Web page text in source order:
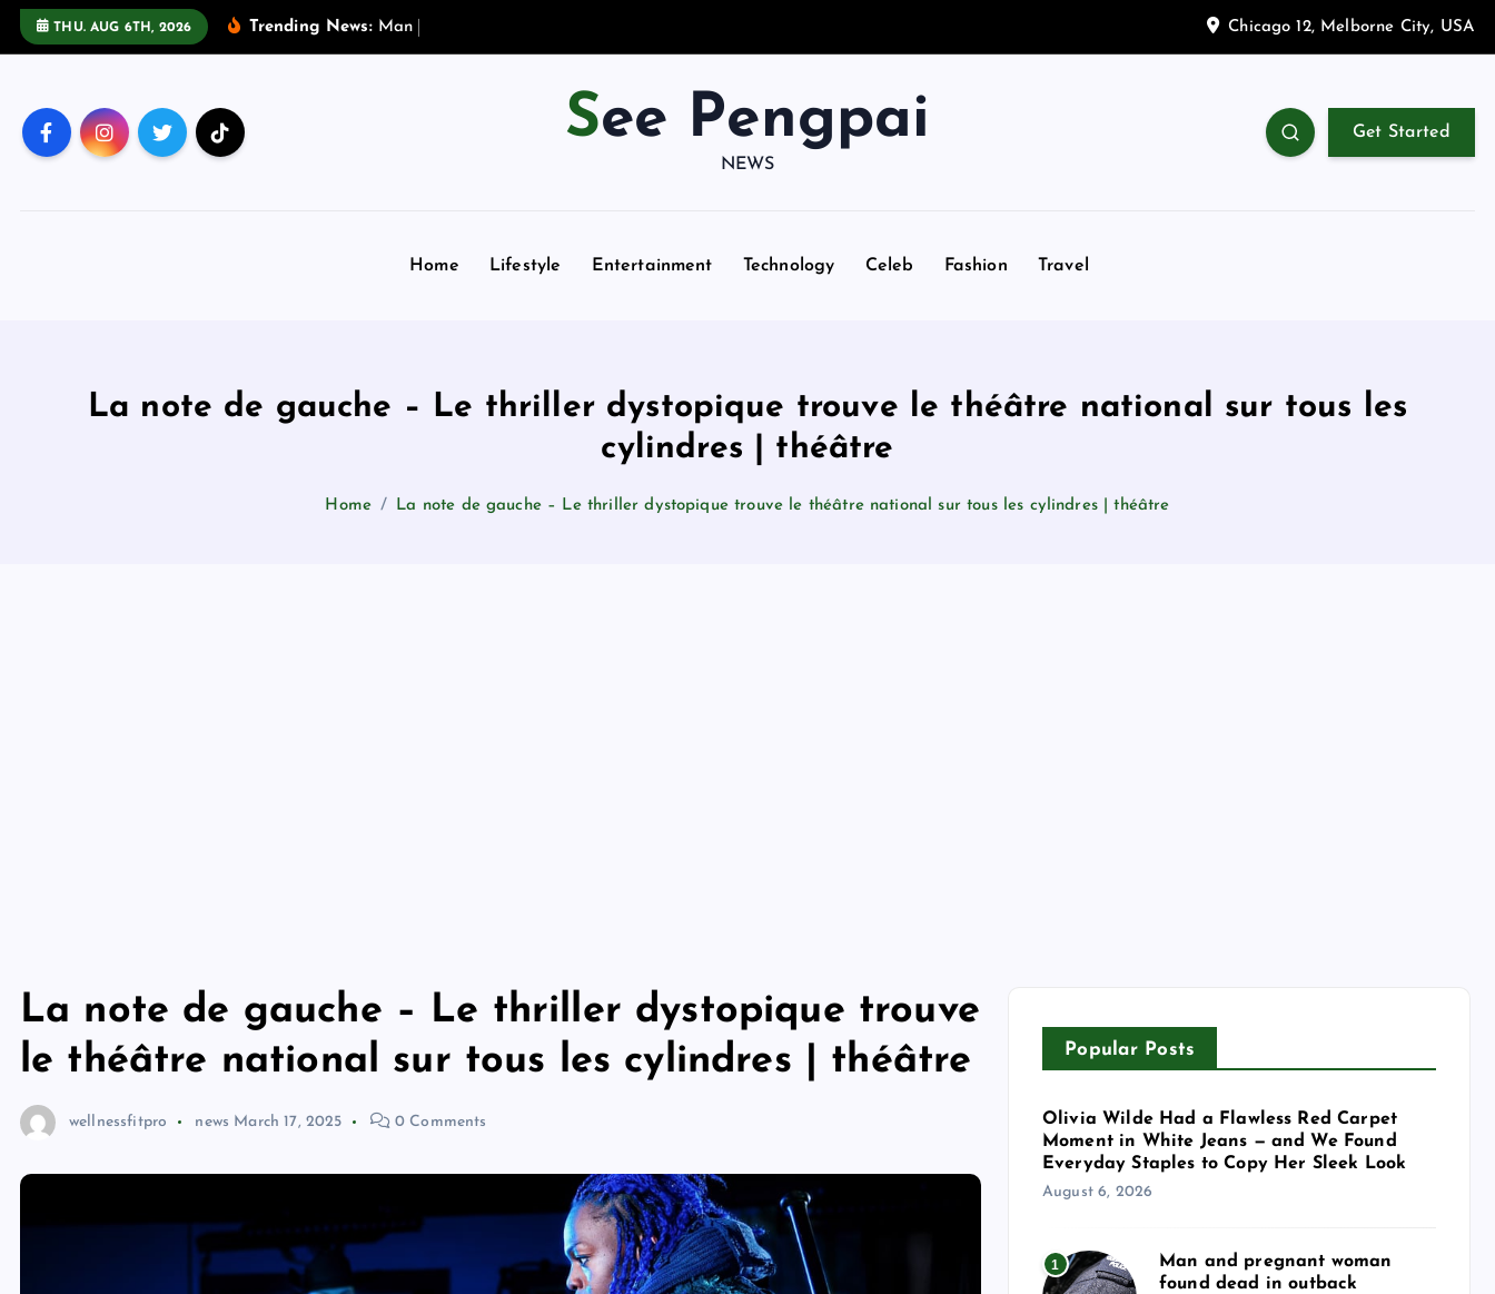
THU. AUG 6TH, 2026 Trending News: Man Chicago 12, Melborne City, USA
See Pengpai
NEWS
Get Started
Home Lifestyle Entertainment Technology Celeb Fashion Travel
La note de gauche – Le thriller dystopique trouve le théâtre national sur tous les
cylindres | théâtre
Home La note de gauche – Le thriller dystopique trouve le théâtre national sur tous les cylindres | théâtre
La note de gauche – Le thriller dystopique trouve
le théâtre national sur tous les cylindres | théâtre
wellnessfitpro news March 17, 2025 0 Comments
Popular Posts
Olivia Wilde Had a Flawless Red Carpet
Moment in White Jeans — and We Found
Everyday Staples to Copy Her Sleek Look
August 6, 2026
1
Man and pregnant woman
found dead in outback